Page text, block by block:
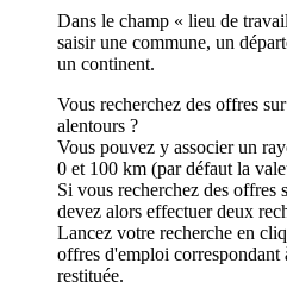
Dans le champ « lieu de
saisir une commune, un
un continent.
Vous recherchez des offres
alentours ?
Vous pouvez y associer un
0 et 100 km (par défaut la
Si vous recherchez des offres
devez alors effectuer deux
Lancez votre recherche en
offres d'emploi correspondant
restituée.